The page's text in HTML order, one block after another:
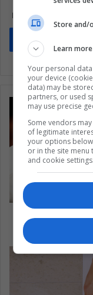
Mantente informado
Lo que debe
Store and/
Learn more
Your personal
your device
data) may be
partners, or used
may use precise
Some vendors
of legitimate
your options
or in the site
and cookie settings.